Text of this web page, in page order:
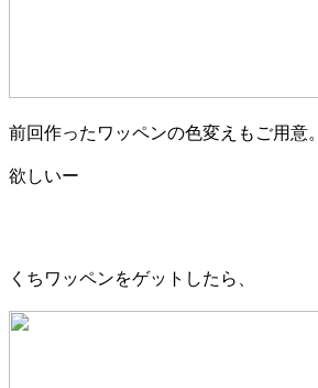
前回作ったワッペンの色変えもご用意。
欲しいー
くちワッペンをゲットしたら、